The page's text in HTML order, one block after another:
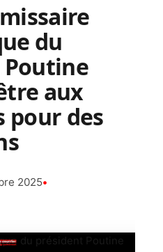
du
aux
pour des
2025•